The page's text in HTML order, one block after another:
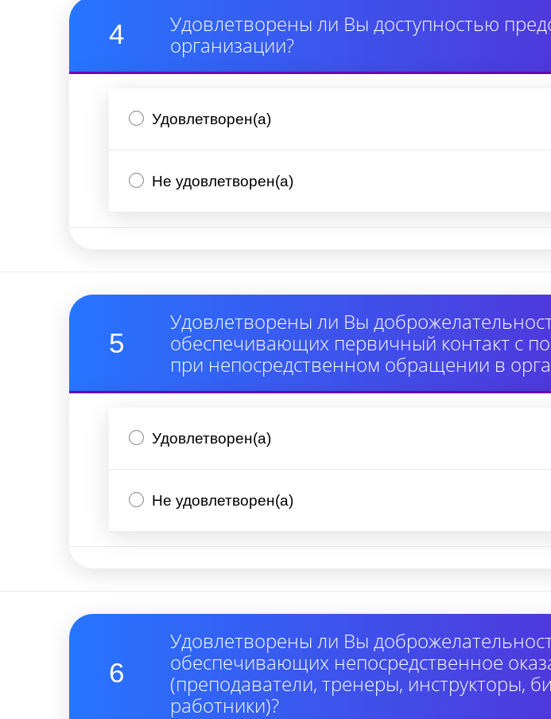
4
Удовлетворены ли Вы доступностью
организации?
Удовлетворен(а)
Не удовлетворен(а)
5
Удовлетворены ли Вы
обеспечивающих первичный контакт с
при непосредственном обращении в
Удовлетворен(а)
Не удовлетворен(а)
6
Удовлетворены ли Вы
обеспечивающих непосредственное
(преподаватели, тренеры, инструкторы,
работники)?